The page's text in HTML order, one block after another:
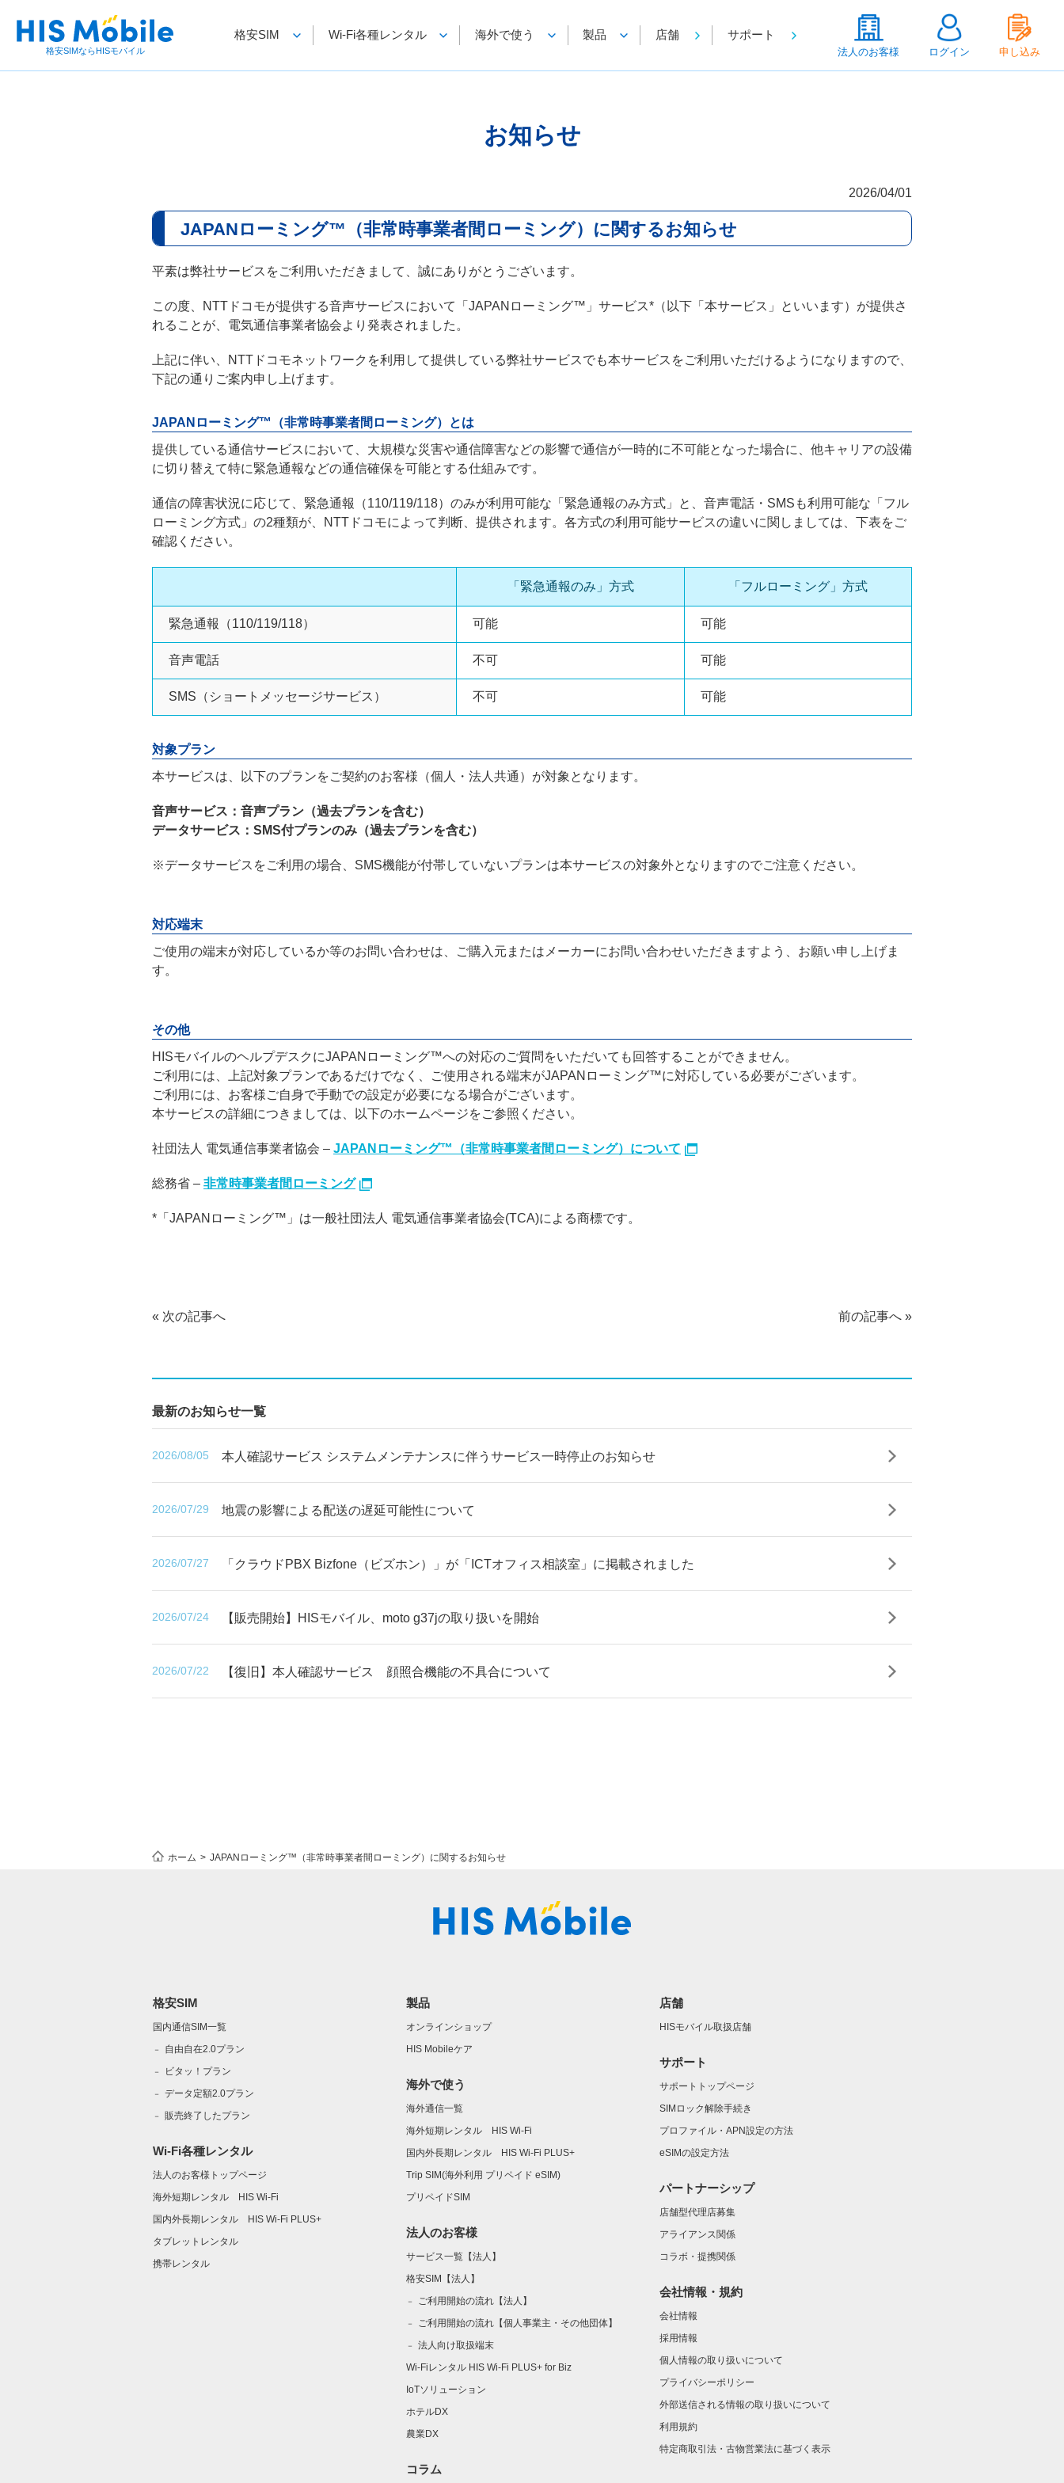
格安SIMならHISモバイル
格安SIM Wi-Fi各種レンタル 海外で使う 製品 店舗 サポート
法人のお客様 ログイン 申し込み
お知らせ
2026/04/01
JAPANローミング™（非常時事業者間ローミング）に関するお知らせ
平素は弊社サービスをご利用いただきまして、誠にありがとうございます。
この度、NTTドコモが提供する音声サービスにおいて「JAPANローミング™」サービス*（以下「本サービス」といいます）が提供さ
れることが、電気通信事業者協会より発表されました。
上記に伴い、NTTドコモネットワークを利用して提供している弊社サービスでも本サービスをご利用いただけるようになりますので、
下記の通りご案内申し上げます。
JAPANローミング™（非常時事業者間ローミング）とは
提供している通信サービスにおいて、大規模な災害や通信障害などの影響で通信が一時的に不可能となった場合に、他キャリアの設備
に切り替えて特に緊急通報などの通信確保を可能とする仕組みです。
通信の障害状況に応じて、緊急通報（110/119/118）のみが利用可能な「緊急通報のみ方式」と、音声電話・SMSも利用可能な「フル
ローミング方式」の2種類が、NTTドコモによって判断、提供されます。各方式の利用可能サービスの違いに関しましては、下表をご
確認ください。
「緊急通報のみ」方式 「フルローミング」方式
緊急通報（110/119/118） 可能 可能
音声電話 不可 可能
SMS（ショートメッセージサービス） 不可 可能
対象プラン
本サービスは、以下のプランをご契約のお客様（個人・法人共通）が対象となります。
音声サービス：音声プラン（過去プランを含む）
データサービス：SMS付プランのみ（過去プランを含む）
※データサービスをご利用の場合、SMS機能が付帯していないプランは本サービスの対象外となりますのでご注意ください。
対応端末
ご使用の端末が対応しているか等のお問い合わせは、ご購入元またはメーカーにお問い合わせいただきますよう、お願い申し上げま
す。
その他
HISモバイルのヘルプデスクにJAPANローミング™への対応のご質問をいただいても回答することができません。
ご利用には、上記対象プランであるだけでなく、ご使用される端末がJAPANローミング™に対応している必要がございます。
ご利用には、お客様ご自身で手動での設定が必要になる場合がございます。
本サービスの詳細につきましては、以下のホームページをご参照ください。
社団法人 電気通信事業者協会 – JAPANローミング™（非常時事業者間ローミング）について
総務省 – 非常時事業者間ローミング
*「JAPANローミング™」は一般社団法人 電気通信事業者協会(TCA)による商標です。
« 次の記事へ 前の記事へ »
最新のお知らせ一覧
2026/08/05 本人確認サービス システムメンテナンスに伴うサービス一時停止のお知らせ
2026/07/29 地震の影響による配送の遅延可能性について
2026/07/27 「クラウドPBX Bizfone（ビズホン）」が「ICTオフィス相談室」に掲載されました
2026/07/24 【販売開始】HISモバイル、moto g37jの取り扱いを開始
2026/07/22 【復旧】本人確認サービス 顔照合機能の不具合について
ホーム JAPANローミング™（非常時事業者間ローミング）に関するお知らせ
格安SIM
国内通信SIM一覧
自由自在2.0プラン
ビタッ！プラン
データ定額2.0プラン
販売終了したプラン
Wi-Fi各種レンタル
法人のお客様トップページ
海外短期レンタル HIS Wi-Fi
国内外長期レンタル HIS Wi-Fi PLUS+
タブレットレンタル
携帯レンタル
製品
オンラインショップ
HIS Mobileケア
海外で使う
海外通信一覧
海外短期レンタル HIS Wi-Fi
国内外長期レンタル HIS Wi-Fi PLUS+
Trip SIM(海外利用 プリペイド eSIM)
プリペイドSIM
法人のお客様
サービス一覧【法人】
格安SIM【法人】
ご利用開始の流れ【法人】
ご利用開始の流れ【個人事業主・その他団体】
法人向け取扱端末
Wi-Fiレンタル HIS Wi-Fi PLUS+ for Biz
IoTソリューション
ホテルDX
農業DX
コラム
店舗
HISモバイル取扱店舗
サポート
サポートトップページ
SIMロック解除手続き
プロファイル・APN設定の方法
eSIMの設定方法
パートナーシップ
店舗型代理店募集
アライアンス関係
コラボ・提携関係
会社情報・規約
会社情報
採用情報
個人情報の取り扱いについて
プライバシーポリシー
外部送信される情報の取り扱いについて
利用規約
特定商取引法・古物営業法に基づく表示